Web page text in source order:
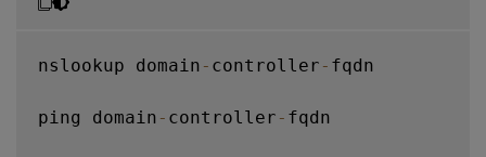
nslookup domain - controller - fqdn
ping domain - controller - fqdn